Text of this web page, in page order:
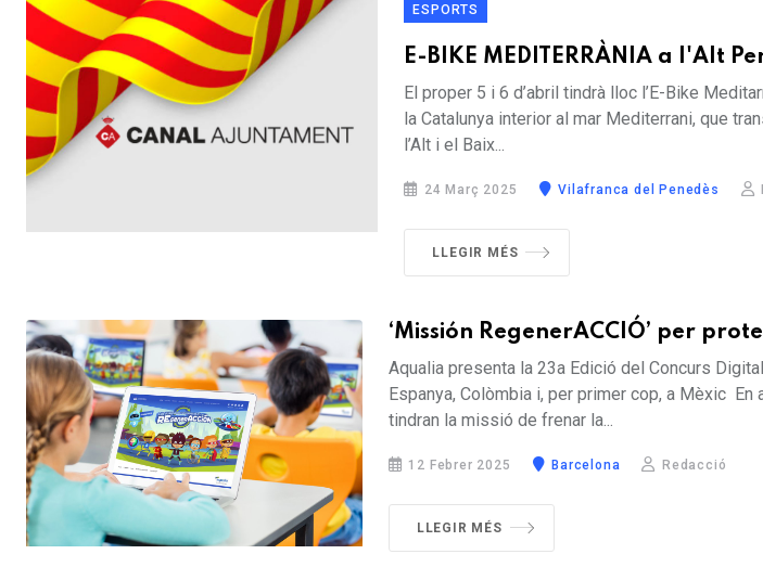
ESPORTS
E-BIKE MEDITERRÀNIA a l'Alt
El proper 5 i 6 d’abril tindrà lloc l’E-Bike
la Catalunya interior al mar Mediterrani, que
l’Alt i el Baix...
24 Març 2025 Vilafranca del Penedès
LLEGIR MÉS
‘Missión RegenerACCIÓ’ per
Aqualia presenta la 23a Edició del Concurs
Espanya, Colòmbia i, per primer cop, a Mèxic
tindran la missió de frenar la...
12 Febrer 2025 Barcelona Redacció
LLEGIR MÉS